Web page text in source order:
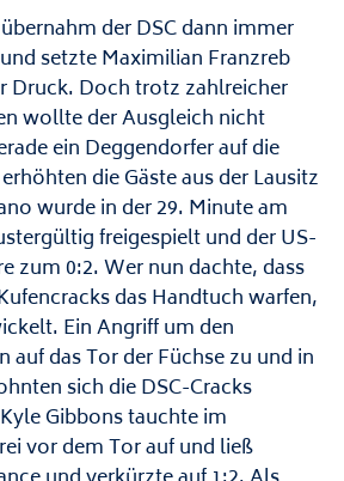
der DSC dann immer
setzte Maximilian Franzreb
Druck. Doch trotz zahlreicher
wollte der Ausgleich nicht
ein Deggendorfer auf die
die Gäste aus der Lausitz
wurde in der 29. Minute am
freigespielt und der US-
zum 0:2. Wer nun dachte, dass
das Handtuch warfen,
Ein Angriff um den
auf das Tor der Füchse zu und in
sich die DSC-Cracks
Gibbons tauchte im
vor dem Tor auf und ließ